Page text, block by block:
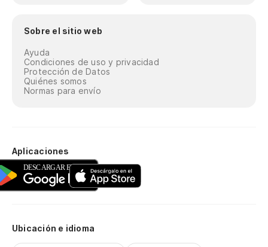
Sobre el sitio web
Ayuda
Condiciones de uso y privacidad
Protección de Datos
Quiénes somos
Normas para envío
Aplicaciones
Ubicación e idioma